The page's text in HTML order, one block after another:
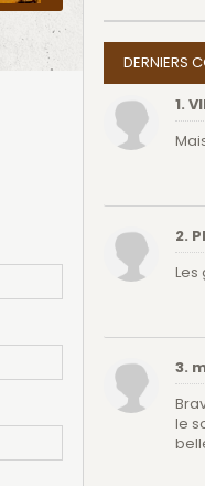
DERNIERS
1.
2.
Les
3.
le